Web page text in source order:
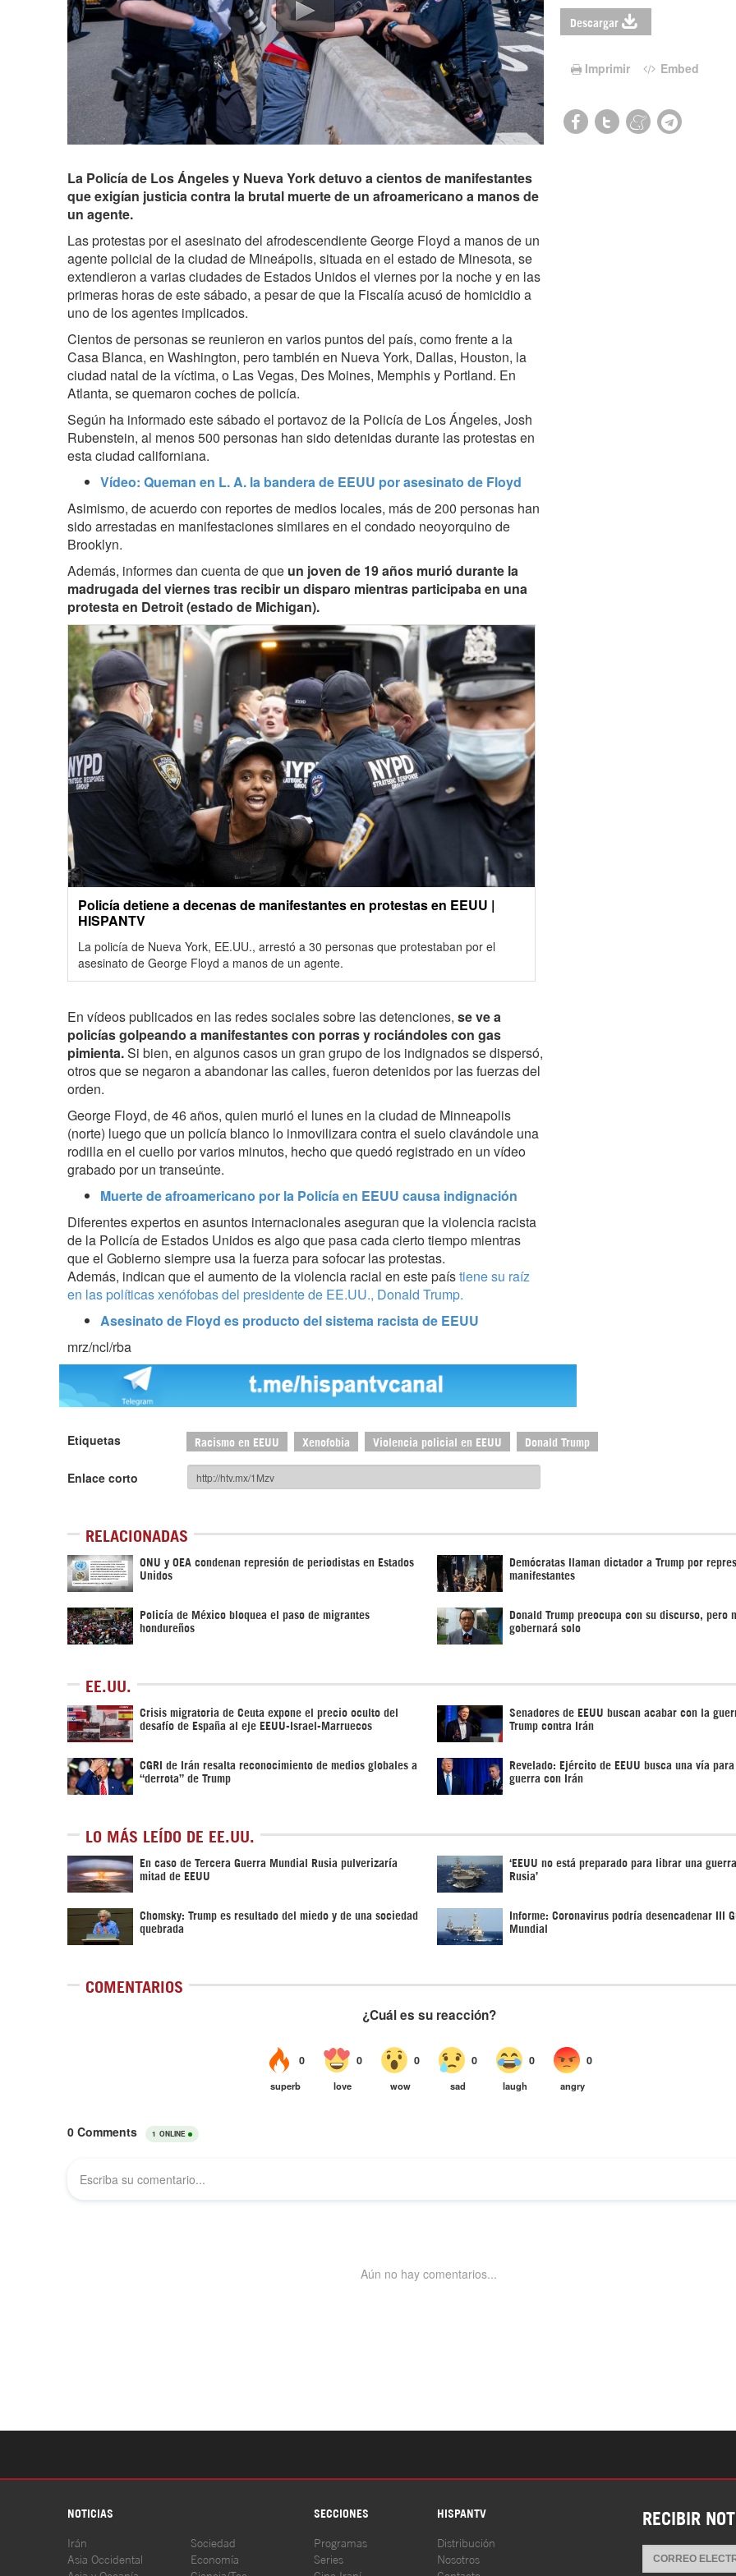
Descargar
Imprimir Embed
La Policía de Los Ángeles y Nueva York detuvo a cientos de manifestantes
que exigían justicia contra la brutal muerte de un afroamericano a manos de
un agente.
Las protestas por el asesinato del afrodescendiente George Floyd a manos de un
agente policial de la ciudad de Mineápolis, situada en el estado de Minesota, se
extendieron a varias ciudades de Estados Unidos el viernes por la noche y en las
primeras horas de este sábado, a pesar de que la Fiscalía acusó de homicidio a
uno de los agentes implicados.
Cientos de personas se reunieron en varios puntos del país, como frente a la
Casa Blanca, en Washington, pero también en Nueva York, Dallas, Houston, la
ciudad natal de la víctima, o Las Vegas, Des Moines, Memphis y Portland. En
Atlanta, se quemaron coches de policía.
Según ha informado este sábado el portavoz de la Policía de Los Ángeles, Josh
Rubenstein, al menos 500 personas han sido detenidas durante las protestas en
esta ciudad californiana.
Vídeo: Queman en L. A. la bandera de EEUU por asesinato de Floyd
Asimismo, de acuerdo con reportes de medios locales, más de 200 personas han
sido arrestadas en manifestaciones similares en el condado neoyorquino de
Brooklyn.
Además, informes dan cuenta de que un joven de 19 años murió durante la
madrugada del viernes tras recibir un disparo mientras participaba en una
protesta en Detroit(estado de Michigan).
Policía detiene a decenas de manifestantes en protestas en EEUU |
HISPANTV
La policía de Nueva York, EE.UU., arrestó a 30 personas que protestaban por el
asesinato de George Floyd a manos de un agente.
En vídeos publicados en las redes sociales sobre las detenciones, se ve a
policías golpeando a manifestantes con porras y rociándoles con gas
pimienta.Si bien, en algunos casos un gran grupo de los indignados se dispersó,
otros que se negaron a abandonar las calles, fueron detenidos por las fuerzas del
orden.
George Floyd, de 46 años, quien murió el lunes en la ciudad de Minneapolis
(norte) luego que un policía blanco lo inmovilizara contra el suelo clavándole una
rodilla en el cuello por varios minutos, hecho que quedó registrado en un vídeo
grabado por un transeúnte.
Muerte de afroamericano por la Policía en EEUU causa indignación
Diferentes expertos en asuntos internacionales aseguran que la violencia racista
de la Policía de Estados Unidos es algo que pasa cada cierto tiempo mientras
que el Gobierno siempre usa la fuerza para sofocar las protestas.
Además, indican que el aumento de la violencia racial en este paístiene su raíz
en las políticas xenófobas del presidente de EE.UU., Donald Trump.
Asesinato de Floyd es producto del sistema racista de EEUU
mrz/ncl/rba
Etiquetas Racismo en EEUU Xenofobia Violencia policial en EEUU Donald Trump
Enlace corto
RELACIONADAS
ONU y OEA condenan represión de periodistas en Estados
Unidos
Demócratas llaman dictador a Trump por
manifestantes
Policía de México bloquea el paso de migrantes
hondureños
Donald Trump preocupa con su discurso, pero
gobernará solo
EE.UU.
Crisis migratoria de Ceuta expone el precio oculto del
desafío de España al eje EEUU-Israel-Marruecos
Senadores de EEUU buscan acabar con la
Trump contra Irán
CGRI de Irán resalta reconocimiento de medios globales a
“derrota” de Trump
Revelado: Ejército de EEUU busca una vía
guerra con Irán
LO MÁS LEÍDO DE EE.UU.
En caso de Tercera Guerra Mundial Rusia pulverizaría
mitad de EEUU
‘EEUU no está preparado para librar una
Rusia’
Chomsky: Trump es resultado del miedo y de una sociedad
quebrada
Informe: Coronavirus podría desencadenar III
Mundial
COMENTARIOS
NOTICIAS SECCIONES HISPANTV
Irán
Asia Occidental
Sociedad
Economía
Programas
Series
Distribución
Nosotros
RECIBIR